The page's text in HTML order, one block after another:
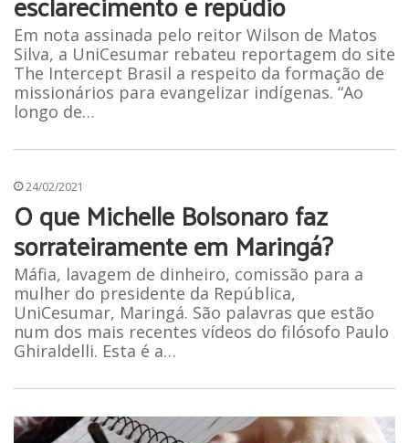
Em nota assinada pelo reitor Wilson de Matos
Silva, a UniCesumar rebateu reportagem do site
The Intercept Brasil a respeito da formação de
missionários para evangelizar indígenas. “Ao
longo de…
24/02/2021
O que Michelle Bolsonaro faz
sorrateiramente em Maringá?
Máfia, lavagem de dinheiro, comissão para a
mulher do presidente da República,
UniCesumar, Maringá. São palavras que estão
num dos mais recentes vídeos do filósofo Paulo
Ghiraldelli. Esta é a…